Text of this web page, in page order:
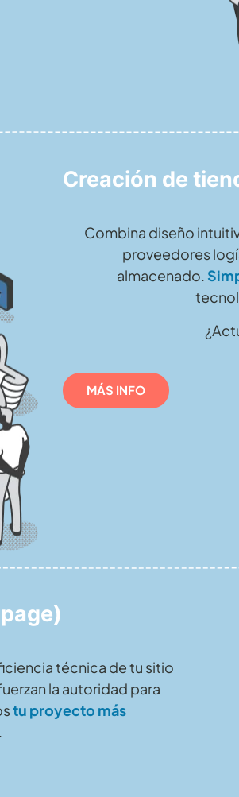
Creación de
Combina diseño
proveedores
almacenado.
MÁS INFO
técnica de tu sitio
la autoridad para
tu proyecto más